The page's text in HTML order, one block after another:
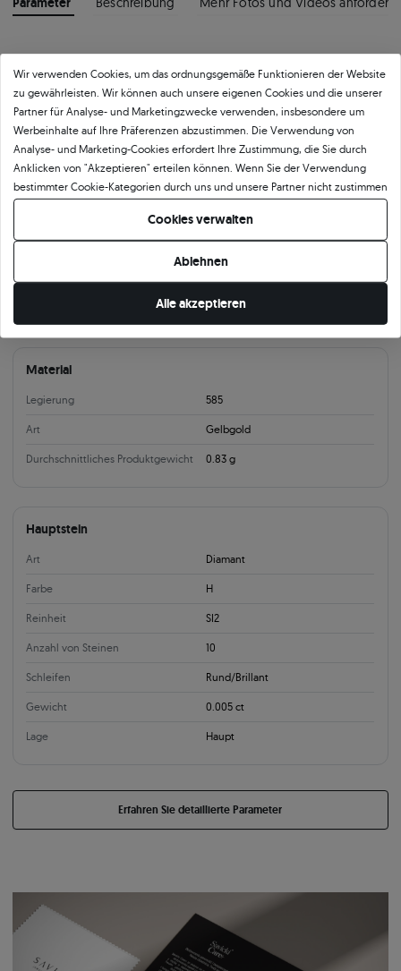
OhrringeOhrringe aus WeißgoldOhrringe Share Your Love
Ohrringe mit DiamantenOhringe Gold Ohrstecker
Produktparameter:
Verschlussart Ohrstecker
10 mm
1.7 mm
Material
Legierung 585
Art Gelbgold
Durchschnittliches Produktgewicht 0.83 g
Hauptstein
Art Diamant
Farbe H
Reinheit SI2
Anzahl von Steinen 10
Schleifen Rund/Brillant
Gewicht 0.005 ct
Lage Haupt
Erfahren Sie detaillierte Parameter
Wir verwenden Cookies, um das ordnungsgemäße Funktionieren der Website
zu gewährleisten. Wir können auch unsere eigenen Cookies und die unserer
Partner für Analyse- und Marketingzwecke verwenden, insbesondere um
Werbeinhalte auf Ihre Präferenzen abzustimmen. Die Verwendung von
Analyse- und Marketing-Cookies erfordert Ihre Zustimmung, die Sie durch
Anklicken von "Akzeptieren" erteilen können. Wenn Sie der Verwendung
bestimmter Cookie-Kategorien durch uns und unsere Partner nicht zustimmen
möchten, klicken Sie auf "Lassen Sie mich wählen" und bestimmen Sie Ihre
Präferenzen. Sie können Ihre Zustimmung jederzeit widerrufen, indem Sie
Ihre Cookie-Einstellungen ändern.
Cookies verwalten
Ablehnen
Alle akzeptieren